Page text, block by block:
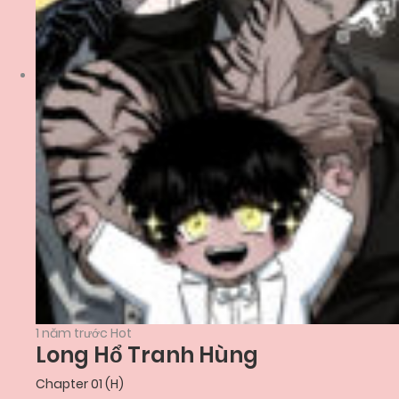
1 năm trước Hot
Long Hổ Tranh Hùng
Chapter 01 (H)